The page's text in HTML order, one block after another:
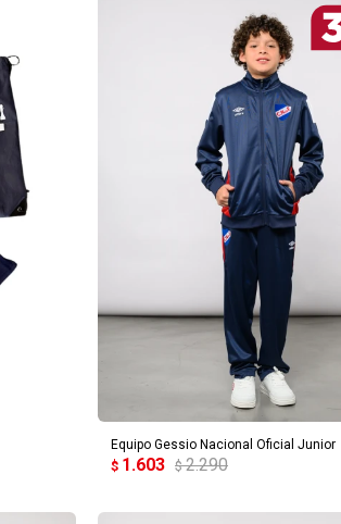
Equipo Gessio Nacional Oficial Junior
$ 1.603 $ 2.290
AGREGAR AL CARRITO